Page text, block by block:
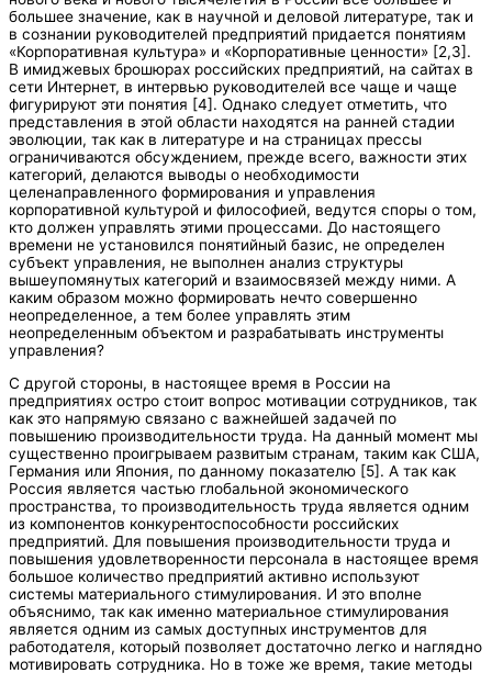
большее значение, как в научной и деловой литературе, так и
в сознании руководителей предприятий придается понятиям
«Корпоративная культура» и «Корпоративные ценности» [2,3].
В имиджевых брошюрах российских предприятий, на сайтах в
сети Интернет, в интервью руководителей все чаще и чаще
фигурируют эти понятия [4]. Однако следует отметить, что
представления в этой области находятся на ранней стадии
эволюции, так как в литературе и на страницах прессы
ограничиваются обсуждением, прежде всего, важности этих
категорий, делаются выводы о необходимости
целенаправленного формирования и управления
корпоративной культурой и философией, ведутся споры о том,
кто должен управлять этими процессами. До настоящего
времени не установился понятийный базис, не определен
субъект управления, не выполнен анализ структуры
вышеупомянутых категорий и взаимосвязей между ними. А
каким образом можно формировать нечто совершенно
неопределенное, а тем более управлять этим
неопределенным­ объектом и разрабатывать инструменты
управления?
С другой стороны, в настоящее время в России на
предприятиях остро стоит вопрос мотивации сотрудников, так
как это напрямую связано с важнейшей задачей по
повышению производительности труда. На данный момент мы
существенно проигрываем развитым странам, таким как США,
Германия или Япония, по данному показателю [5]. А так как
Россия является частью глобальной экономического
пространства, то производительность труда является одним
из компонентов конкурентоспособности российских
предприятий. Для повышения производительности труда и
повышения удовлетворенности персонала в настоящее время
большое количество предприятий активно используют
системы материального стимулирования. И это вполне
объяснимо, так как именно материальное стимулирования
является одним из самых доступных инструментов для
работодателя, который позволяет достаточно легко и наглядно
мотивировать сотрудника. Но в тоже же время, такие методы